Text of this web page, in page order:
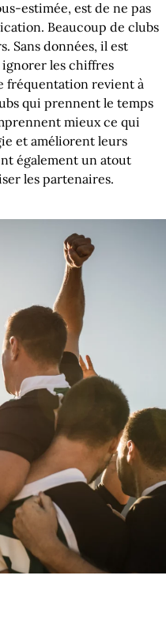
estimée, est de ne pas
Beaucoup de clubs
Sans données, il est
les chiffres
fréquentation revient à
qui prennent le temps
mieux ce qui
et améliorent leurs
également un atout
les partenaires.